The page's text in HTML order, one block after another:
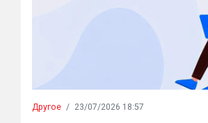
Другое / 23/07/2026 18:57